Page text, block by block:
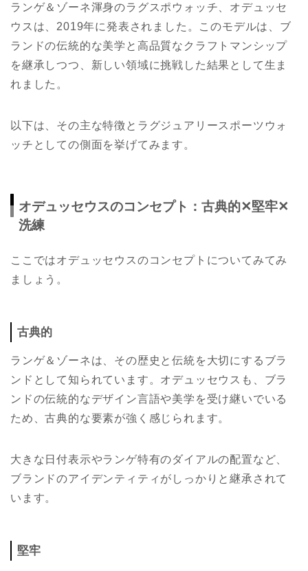
ランゲ＆ゾーネ渾身のラグスポウォッチ、オデュッセ
ウスは、2019年に発表されました。このモデルは、ブ
ランドの伝統的な美学と高品質なクラフトマンシップ
を継承しつつ、新しい領域に挑戦した結果として生ま
れました。
以下は、その主な特徴とラグジュアリースポーツウォ
ッチとしての側面を挙げてみます。
オデュッセウスのコンセプト：古典的✕堅牢✕
洗練
ここではオデュッセウスのコンセプトについてみてみ
ましょう。
古典的
ランゲ＆ゾーネは、その歴史と伝統を大切にするブラ
ンドとして知られています。オデュッセウスも、ブラ
ンドの伝統的なデザイン言語や美学を受け継いでいる
ため、古典的な要素が強く感じられます。
大きな日付表示やランゲ特有のダイアルの配置など、
ブランドのアイデンティティがしっかりと継承されて
います。
堅牢